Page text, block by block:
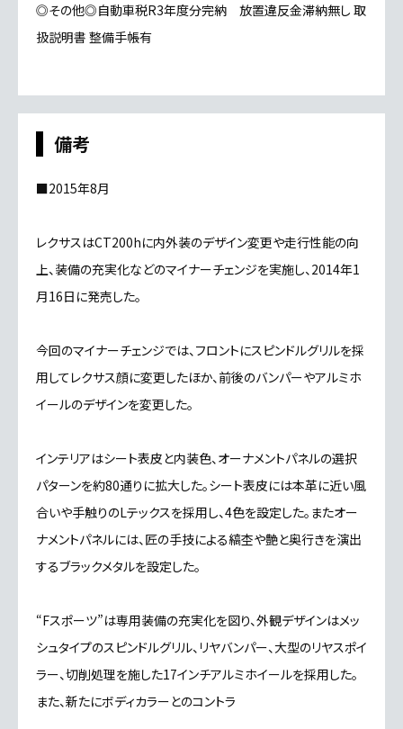
◎その他◎自動車税R3年度分完納 放置違反金滞納無し 取
扱説明書 整備手帳有
備考
■2015年8月
レクサスはCT200hに内外装のデザイン変更や走行性能の向
上、装備の充実化などのマイナーチェンジを実施し、2014年1
月16日に発売した。
今回のマイナーチェンジでは、フロントにスピンドルグリルを採
用してレクサス顔に変更したほか、前後のバンパーやアルミホ
イールのデザインを変更した。
インテリアはシート表皮と内装色、オーナメントパネルの選択
パターンを約80通りに拡大した。シート表皮には本革に近い風
合いや手触りのLテックスを採用し、4色を設定した。またオー
ナメントパネルには、匠の手技による縞杢や艶と奥行きを演出
するブラックメタルを設定した。
“Fスポーツ”は専用装備の充実化を図り、外観デザインはメッ
シュタイプのスピンドルグリル、リヤバンパー、大型のリヤスポイ
ラー、切削処理を施した17インチアルミホイールを採用した。
また、新たにボディカラーとのコントラ